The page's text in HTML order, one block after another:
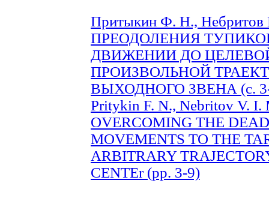
Притыкин Ф. Н.,
ПРЕОДОЛЕНИЯ
ДВИЖЕНИИ ДО
ПРОИЗВОЛЬНОЙ
ВЫХОДНОГО ЗВЕНА (c.
Pritykin F. N., Nebritov V. I.
OVERCOMING THE
MOVEMENTS TO THE
ARBITRARY
CENTEr (pp. 3-9)